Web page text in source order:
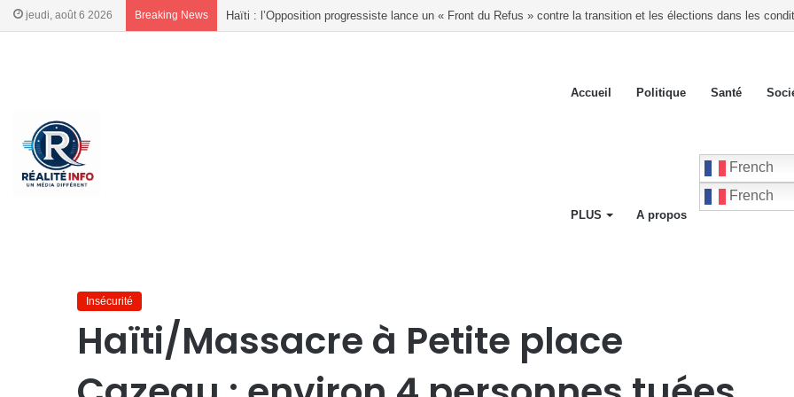
jeudi, août 6 2026 Breaking News Haïti | Plus de 600 morts en cinq mois à Cité Soleil et en Plaine, selon le BINUH
Accueil Politique Santé
PLUS A propos
French
French
French
Insécurité
Haïti/Massacre à Petite place